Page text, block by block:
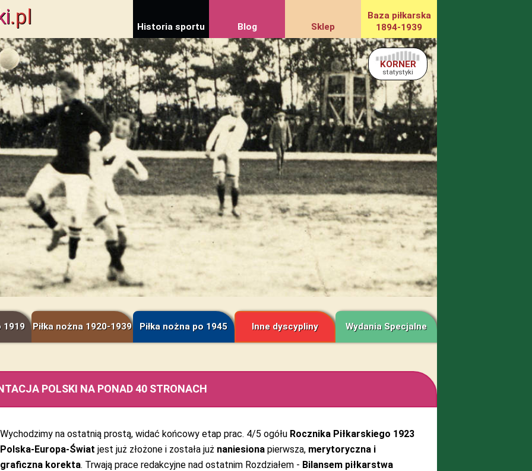
.pl Historia sportu Blog Sklep
Baza piłkarska
1894-1939
KORNER
statystyki
1919 Piłka nożna 1920-1939 Piłka nożna po 1945 Inne dyscypliny Wydania Specjalne
POLSKI NA PONAD 40 STRONACH
Wychodzimy na ostatnią prostą, widać końcowy etap prac. 4/5 ogółu Rocznika Piłkarskiego 1923
Polska-Europa-Świat jest już złożone i została już naniesiona pierwsza, merytoryczna i
graficzna korekta. Trwają prace redakcyjne nad ostatnim Rozdziałem - Bilansem piłkarstwa